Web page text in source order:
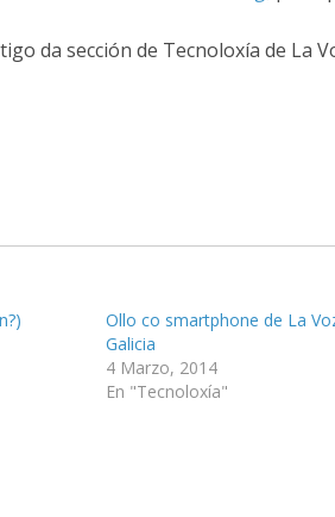
da sección de Tecnoloxía de La
Ollo co smartphone de La
Galicia
4 Marzo, 2014
En "Tecnoloxía"